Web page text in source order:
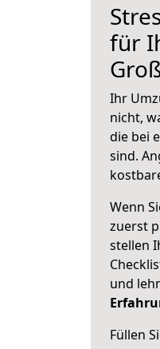
für
Ihr
nicht,
die bei
sind.
Wenn
zuerst
stellen
und
Füllen